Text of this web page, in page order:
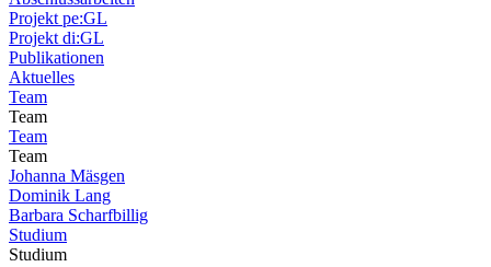
Projekt pe:GL
Projekt di:GL
Publikationen
Aktuelles
Team
Team
Team
Team
Johanna Mäsgen
Dominik Lang
Barbara Scharfbillig
Studium
Studium